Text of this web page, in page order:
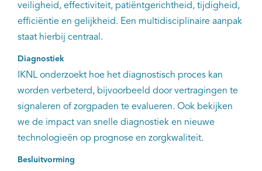
veiligheid, effectiviteit, patiëntgerichtheid, tijdigheid,
efficiëntie en gelijkheid. Een multidisciplinaire aanpak
staat hierbij centraal.
Diagnostiek
IKNL onderzoekt hoe het diagnostisch proces kan
worden verbeterd, bijvoorbeeld door vertragingen te
signaleren of zorgpaden te evalueren. Ook bekijken
we de impact van snelle diagnostiek en nieuwe
technologieën op prognose en zorgkwaliteit.
Besluitvorming